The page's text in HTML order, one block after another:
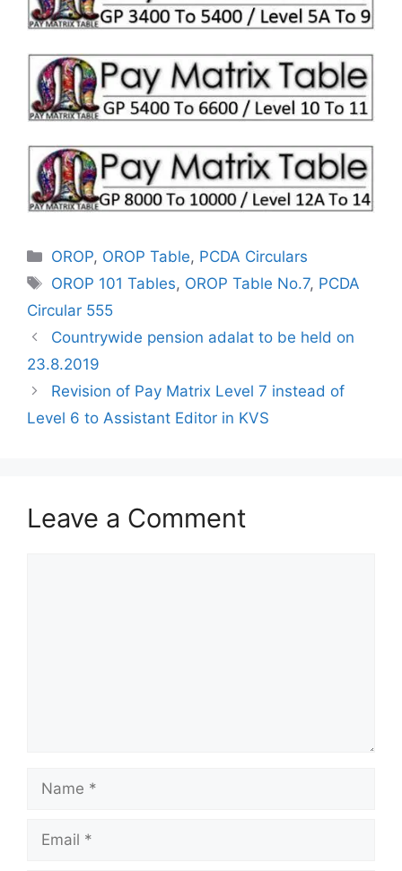
Categories
OROP, OROP Table, PCDA Circulars
Tags
OROP 101 Tables, OROP Table No.7, PCDA
Circular 555
Countrywide pension adalat to be held on
23.8.2019
Revision of Pay Matrix Level 7 instead of
Level 6 to Assistant Editor in KVS
Leave a Comment
Name
Email